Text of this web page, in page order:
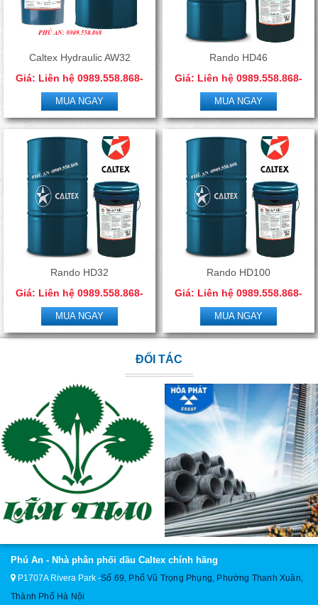
Caltex Hydraulic AW32
Giá: Liên hệ 0989.558.868-
0966.506.288
MUA NGAY
Rando HD46
Giá: Liên hệ 0989.558.868-
0966.506.288
MUA NGAY
Rando HD32
Giá: Liên hệ 0989.558.868-
0966.506.288
MUA NGAY
Rando HD100
Giá: Liên hệ 0989.558.868-
0966.506.288
MUA NGAY
ĐỐI TÁC
Phú An - Nhà phân phối dầu Caltex chính hãng
P1707A Rivera Park -Số 69, Phố Vũ Trọng Phụng, Phường Thanh Xuân,
Thành Phố Hà Nội